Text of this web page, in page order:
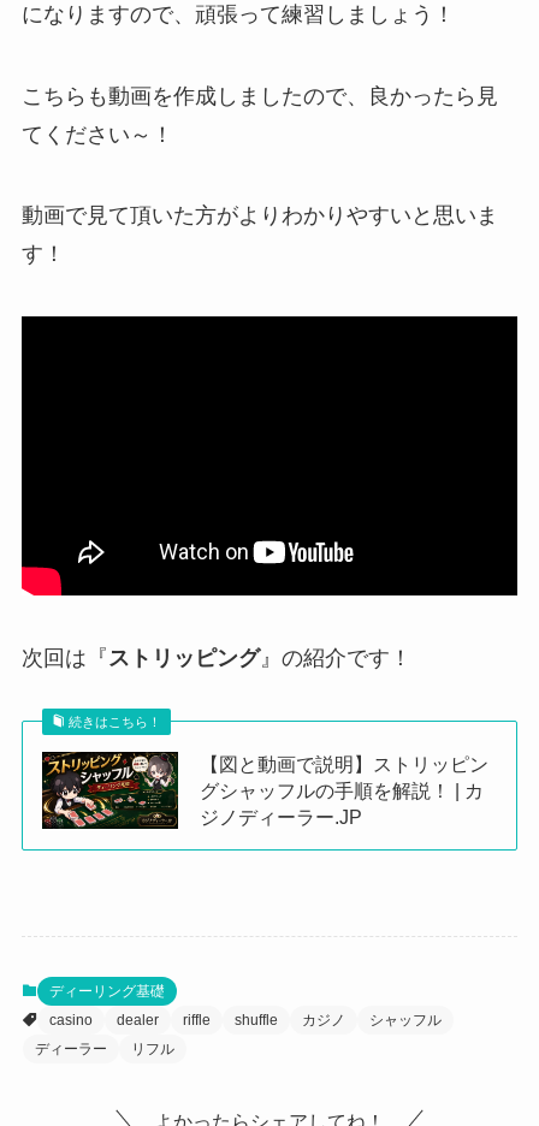
になりますので、頑張って練習しましょう！
こちらも動画を作成しましたので、良かったら見
てください～！
動画で見て頂いた方がよりわかりやすいと思いま
す！
次回は『 ストリッピング』の紹介です！
続きはこちら！
【図と動画で説明】ストリッピン
グシャッフルの手順を解説！ | カ
ジノディーラー.JP
ディーリング基礎
casino
dealer riffle shuffle カジノ
シャッフル
ディーラー
リフル
よかったらシェアしてね！